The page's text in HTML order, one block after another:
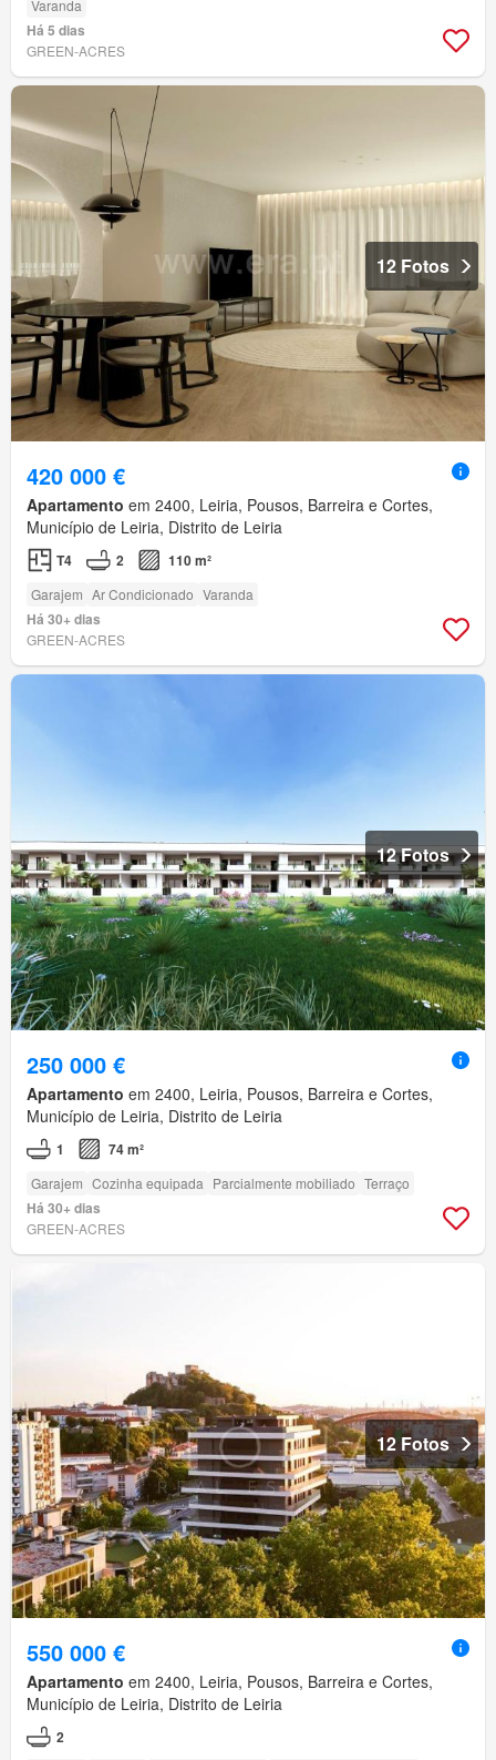
Varanda
Há 5 dias
GREEN-ACRES
12 Fotos
420 000 €
Apartamento em 2400, Leiria, Pousos, Barreira e Cortes,
Município de Leiria, Distrito de Leiria
T4 2 110 m²
Garajem Ar Condicionado Varanda
Há 30+ dias
GREEN-ACRES
12 Fotos
250 000 €
Apartamento em 2400, Leiria, Pousos, Barreira e Cortes,
Município de Leiria, Distrito de Leiria
1 74 m²
Garajem Cozinha equipada Parcialmente mobiliado Terraço
Há 30+ dias
GREEN-ACRES
12 Fotos
550 000 €
Apartamento em 2400, Leiria, Pousos, Barreira e Cortes,
Município de Leiria, Distrito de Leiria
2